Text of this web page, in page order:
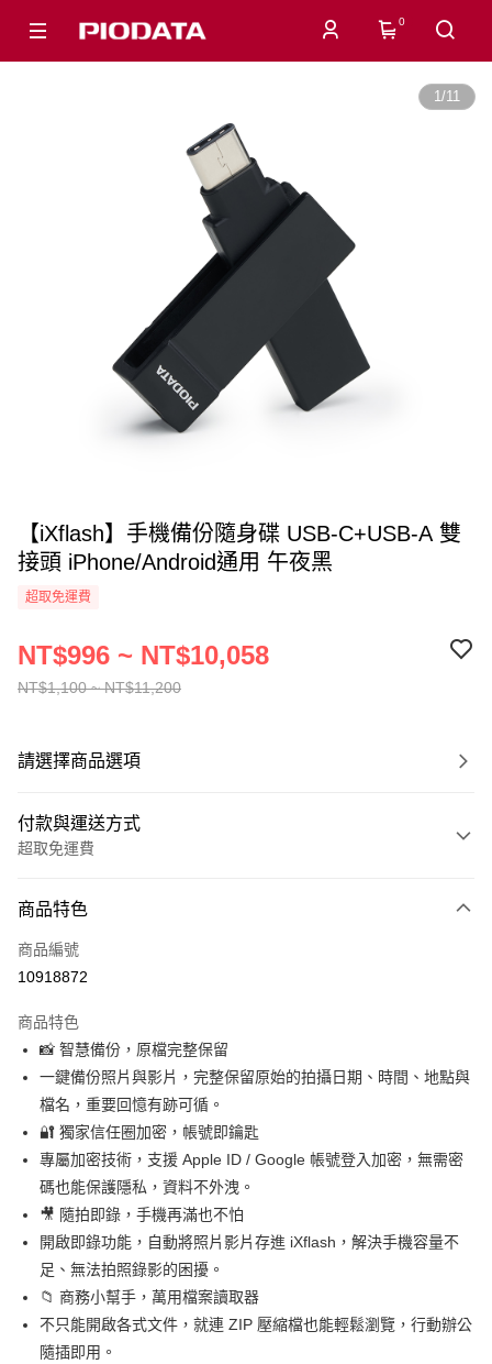
0
1/11
【iXflash】手機備份隨身碟 USB-C+USB-A 雙
接頭 iPhone/Android通用 午夜黑
超取免運費
NT$1,100 ~ NT$11,200
NT$996 ~ NT$10,058
請選擇商品選項
付款與運送方式
超取免運費
信用卡一次付款
信用卡分期付款
合作金庫商業銀行
華南商業銀行
上海商業儲蓄銀行
台北富邦商業銀行
國泰世華商業銀行
臺灣中小企業銀行
匯豐（台灣）商業銀行
華泰商業銀行
聯邦商業銀行
遠東國際商業銀行
元大商業銀行
玉山商業銀行
台新國際商業銀行
中國信託商業銀行
台灣樂天信用卡公司
超商取貨付款
LINE Pay
Apple Pay
街口支付
悠遊付
全盈+PAY
運送方式
商品特色
商品編號
10918872
商品特色
📸 智慧備份，原檔完整保留
一鍵備份照片與影片，完整保留原始的拍攝日期、時間、地點與
檔名，重要回憶有跡可循。
🔐 獨家信任圈加密，帳號即鑰匙
專屬加密技術，支援 Apple ID / Google 帳號登入加密，無需密
碼也能保護隱私，資料不外洩。
🎥 隨拍即錄，手機再滿也不怕
開啟即錄功能，自動將照片影片存進 iXflash，解決手機容量不
足、無法拍照錄影的困擾。
📁 商務小幫手，萬用檔案讀取器
不只能開啟各式文件，就連 ZIP 壓縮檔也能輕鬆瀏覽，行動辦公
隨插即用。